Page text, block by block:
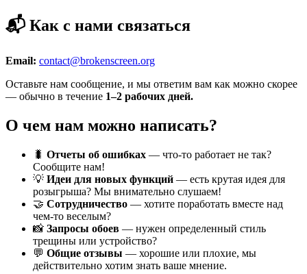
📬 Как с нами связаться
Email: contact@brokenscreen.org
Оставьте нам сообщение, и мы ответим вам как можно скорее
— обычно в течение 1–2 рабочих дней.
О чем нам можно написать?
🐛 Отчеты об ошибках — что-то работает не так?
Сообщите нам!
💡 Идеи для новых функций — есть крутая идея для
розыгрыша? Мы внимательно слушаем!
🤝 Сотрудничество — хотите поработать вместе над
чем-то веселым?
📸 Запросы обоев — нужен определенный стиль
трещины или устройство?
💬 Общие отзывы — хорошие или плохие, мы
действительно хотим знать ваше мнение.